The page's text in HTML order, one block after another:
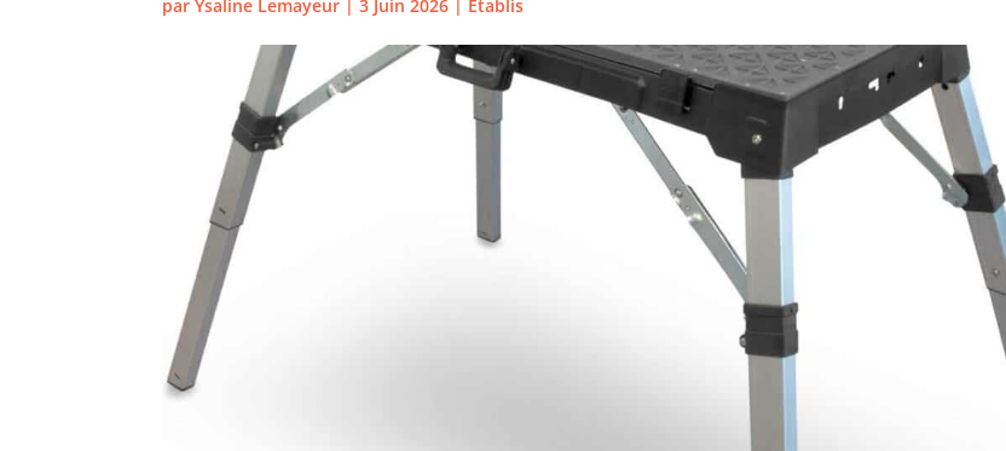
parYsaline Lemayeur |3 Juin 2026 | Établis